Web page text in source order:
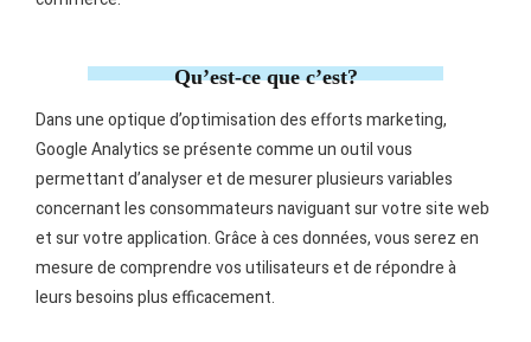
Qu’est-ce que c’est?
Dans une optique d’optimisation des efforts marketing,
Google Analytics se présente comme un outil vous
permettant d’analyser et de mesurer plusieurs variables
concernant les consommateurs naviguant sur votre site web
et sur votre application. Grâce à ces données, vous serez en
mesure de comprendre vos utilisateurs et de répondre à
leurs besoins plus efficacement.